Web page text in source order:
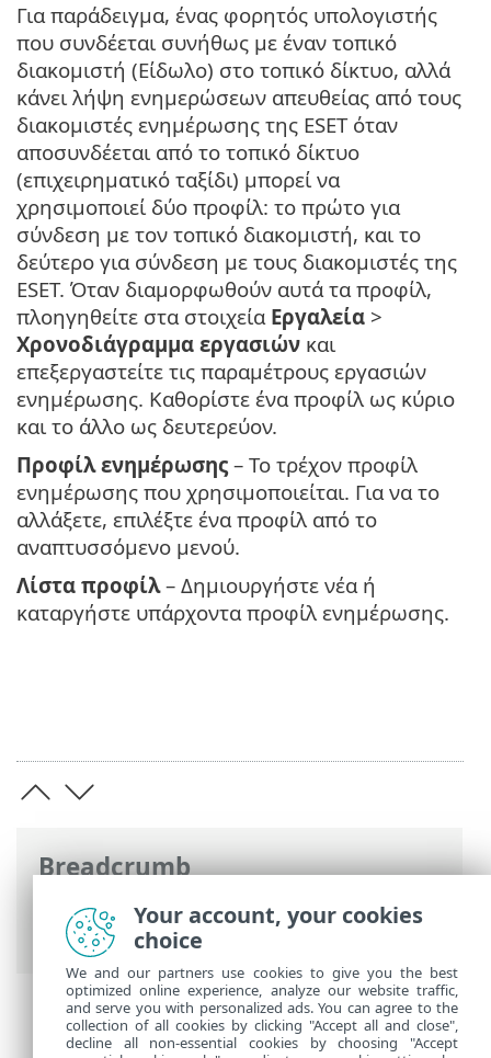
Breadcrumb
Ηλεκτρονική βοήθεια ESET>ESET Small
Business Security
Ξεκινώντας
Για παράδειγμα, ένας φορητός υπολογιστής
που συνδέεται συνήθως με έναν τοπικό
διακομιστή (Είδωλο) στο τοπικό δίκτυο, αλλά
κάνει λήψη ενημερώσεων απευθείας από τους
διακομιστές ενημέρωσης της ESET όταν
αποσυνδέεται από το τοπικό δίκτυο
(επιχειρηματικό ταξίδι) μπορεί να
χρησιμοποιεί δύο προφίλ: το πρώτο για
σύνδεση με τον τοπικό διακομιστή, και το
δεύτερο για σύνδεση με τους διακομιστές της
ESET. Όταν διαμορφωθούν αυτά τα προφίλ,
πλοηγηθείτε στα στοιχεία Εργαλεία >
Χρονοδιάγραμμα εργασιών και
επεξεργαστείτε τις παραμέτρους εργασιών
ενημέρωσης. Καθορίστε ένα προφίλ ως κύριο
και το άλλο ως δευτερεύον.
Προφίλ ενημέρωσης – Το τρέχον προφίλ
ενημέρωσης που χρησιμοποιείται. Για να το
αλλάξετε, επιλέξτε ένα προφίλ από το
αναπτυσσόμενο μενού.
Λίστα προφίλ– Δημιουργήστε νέα ή
καταργήστε υπάρχοντα προφίλ ενημέρωσης.
Your account, your cookies
choice
We and our partners use cookies to give you the best
optimized online experience, analyze our website traffic,
and serve you with personalized ads. You can agree to the
collection of all cookies by clicking "Accept all and close",
decline all non-essential cookies by choosing "Accept